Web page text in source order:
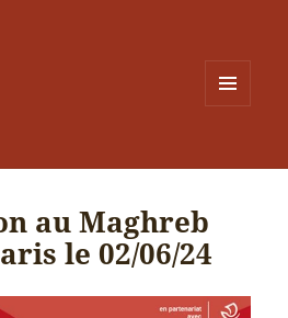
au Maghreb
le 02/06/24